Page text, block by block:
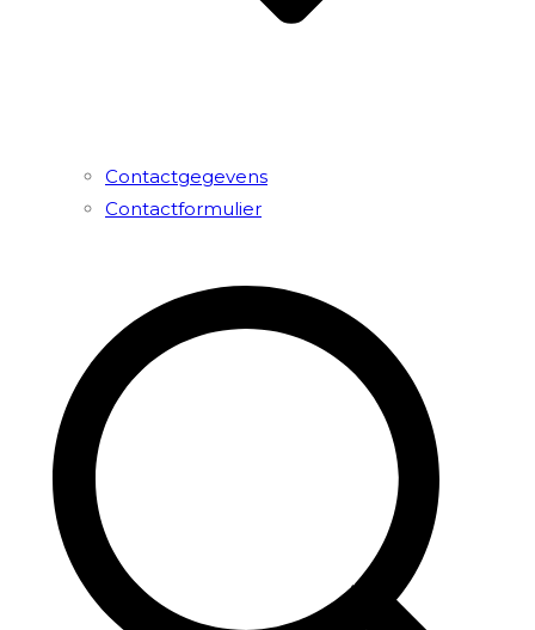
Contactgegevens
Contactformulier